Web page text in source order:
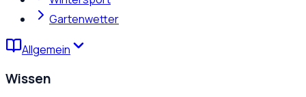
Gartenwetter
Allgemein
Wissen